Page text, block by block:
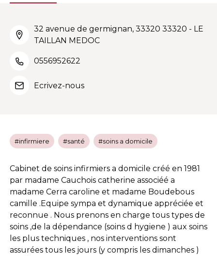
32 avenue de germignan, 33320 33320 - LE
TAILLAN MEDOC
0556952622
Ecrivez-nous
#infirmiere #santé #soins a domicile
Cabinet de soins infirmiers a domicile créé en 1981
par madame Cauchois catherine associéé a
madame Cerra caroline et madame Boudebous
camille .Equipe sympa et dynamique appréciée et
reconnue . Nous prenons en charge tous types de
soins ,de la dépendance (soins d hygiene ) aux soins
les plus techniques , nos interventions sont
assurées tous les jours (y compris les dimanches )